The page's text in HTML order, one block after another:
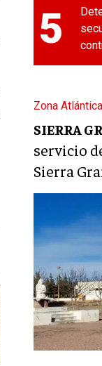
5
Zona Atlántica
SIERRA
servicio
Sierra